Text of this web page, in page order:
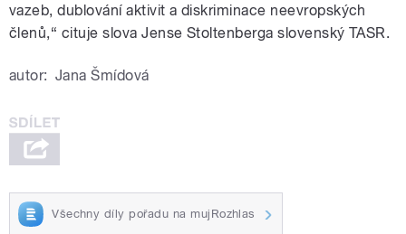
vazeb, dublování aktivit a diskriminace neevropských
členů,“ cituje slova Jense Stoltenberga slovenský TASR.
autor: Jana Šmídová
Všechny díly pořadu na mujRozhlas